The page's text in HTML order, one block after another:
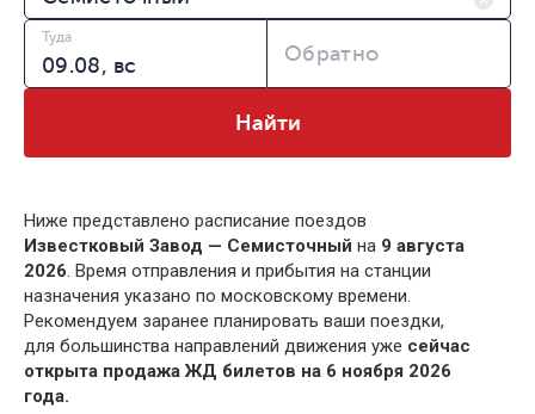
Туда
Обратно
Найти
Ниже представлено расписание поездов
Известковый Завод — Семисточный на 9 августа
2026. Время отправления и прибытия на станции
назначения указано по московскому времени.
Рекомендуем заранее планировать ваши поездки,
для большинства направлений движения уже сейчас
открыта продажа ЖД билетов на 6 ноября 2026
года.